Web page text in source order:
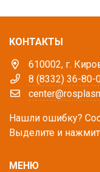
КОНТАКТЫ
610002, г.
8 (8332) 36-80-
Нашли ошибку?
Выделите и
МЕНЮ